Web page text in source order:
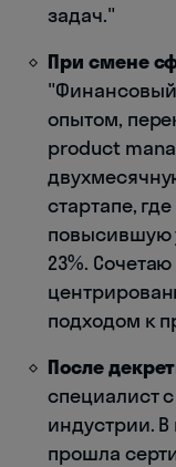
задач."
При смене
опытом,
product
стартапе,
повысившую
23%.
подходом к
После
специалист
индустрии. В
прошла